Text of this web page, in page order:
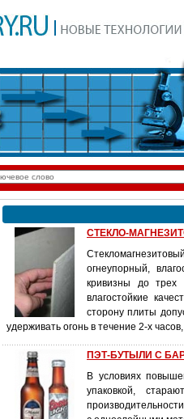
СТЕКЛО-
огнеупорный,
кривизны до трех
влагостойкие
сторону плиты
удерживать огонь в течение 2-х
ПЭТ-БУТЫЛИ С
В условиях
упаковкой,